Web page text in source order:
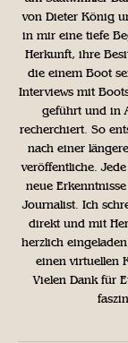
von Dieter König
in mir eine tiefe
Herkunft, ihre
die einem Boot
Interviews mit
geführt und in
recherchiert. So
nach einer
veröffentliche.
neue
Journalist. Ich
direkt und mit
herzlich
einen virtuellen
Vielen Dank für